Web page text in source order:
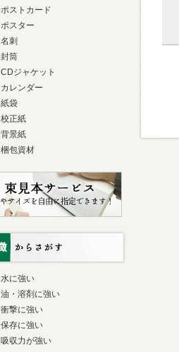
ポストカード
ポスター
名刺
封筒
CDジャケット
カレンダー
紙袋
校正紙
背景紙
梱包資材
水に強い
油・溶剤に強い
衝撃に強い
保存に強い
吸収力が強い